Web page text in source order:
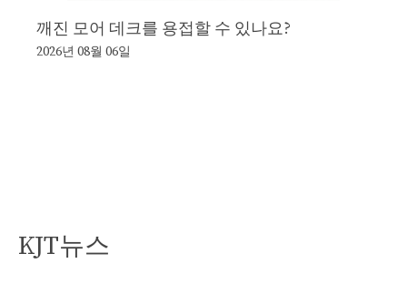
깨진 모어 데크를 용접할 수 있나요?
2026년 08월 06일
KJT뉴스